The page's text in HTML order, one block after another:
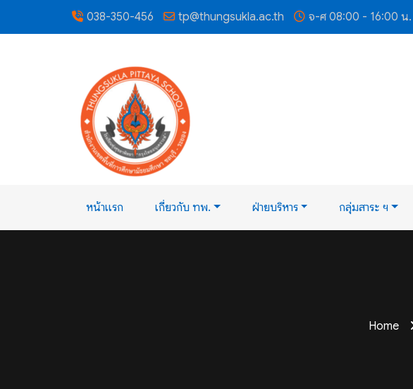
038-350-456 tp@thungsukla.ac.th จ-ศ 08:00 - 16:00 น.
หน้าแรก เกี่ยวกับ ทพ. ฝ่ายบริหาร กลุ่มสาระ ฯ
Home